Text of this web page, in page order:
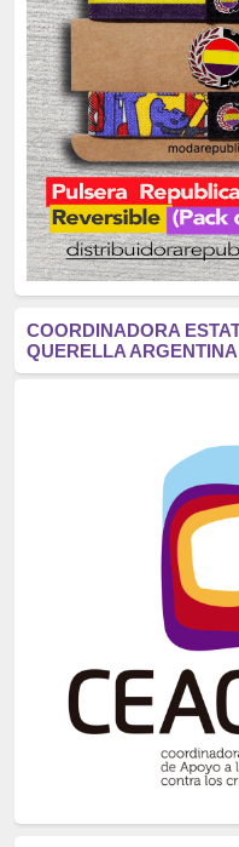
monarquía
borbones
(2176)
Cultura
(2163)
Guerra
(1674)
genocidio
(1234)
mujer
(1070)
Eventos
(914)
Crímenes del
(699)
(607)
neofranquismo
Justicia Universal
Derechos Humanos
Nacionalcatolicismo
COORDINADORA
QUERELLA ARGENTINA